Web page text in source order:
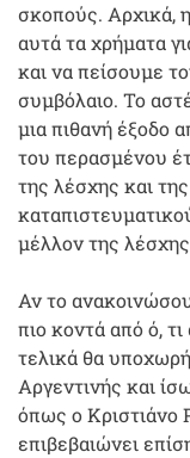
σκοπούς. Αρχικά,
αυτά τα χρήματα
και να πείσουμε
συμβόλαιο. Το
μια πιθανή έξοδο
του περασμένου
της λέσχης και
μέλλον της
Αν το
πιο κοντά από ό,
τελικά θα
Αργεντινής και
όπως ο Κριστιάνο
επιβεβαιώνει